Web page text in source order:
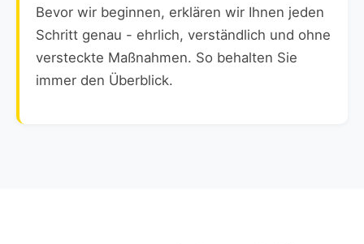
Bevor wir beginnen, erklären wir Ihnen jeden
Schritt genau - ehrlich, verständlich und ohne
versteckte Maßnahmen. So behalten Sie
immer den Überblick.